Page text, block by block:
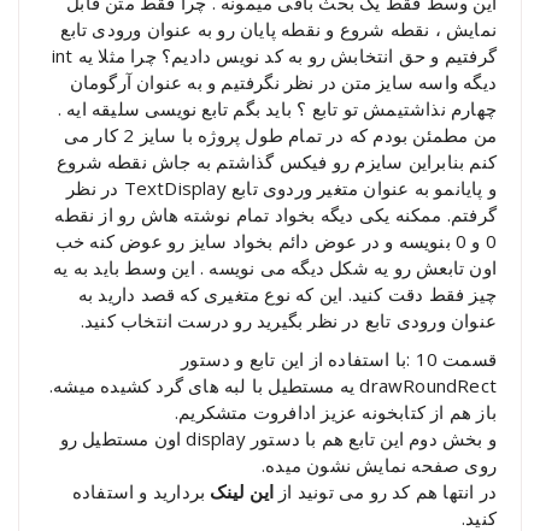
نمایش ، نقطه شروع و نقطه پایان رو به عنوان ورودی تابع
گرفتیم و حق انتخابش رو به کد نویس دادیم؟ چرا مثلا یه int
دیگه واسه سایز متن در نظر نگرفتیم و به عنوان آرگومان
چهارم نذاشتیمش تو تابع ؟ باید بگم تابع نویسی سلیقه ایه .
من مطمئن بودم که در تمام طول پروژه با سایز 2 کار می
کنم بنابراین سایزم رو فیکس گذاشتم به جاش نقطه شروع
و پایانمو به عنوان متغیر وردوی تابع TextDisplay در نظر
گرفتم. ممکنه یکی دیگه بخواد تمام نوشته هاش رو از نقطه
0 و 0 بنویسه و در عوض دائم بخواد سایز رو عوض کنه خب
اون تابعش رو یه شکل دیگه می نویسه . این وسط باید به یه
چیز فقط دقت کنید. این که نوع متغیری که قصد دارید به
عنوان ورودی تابع در نظر بگیرید رو درست انتخاب کنید.
قسمت 10 :با استفاده از این تابع و دستور
drawRoundRect یه مستطیل با لبه های گرد کشیده میشه.
باز هم از کتابخونه عزیز ادافروت متشکریم.
و بخش دوم این تابع هم با دستور display اون مستطیل رو
روی صفحه نمایش نشون میده.
در انتها هم کد رو می تونید از این لینک بردارید و استفاده
کنید.